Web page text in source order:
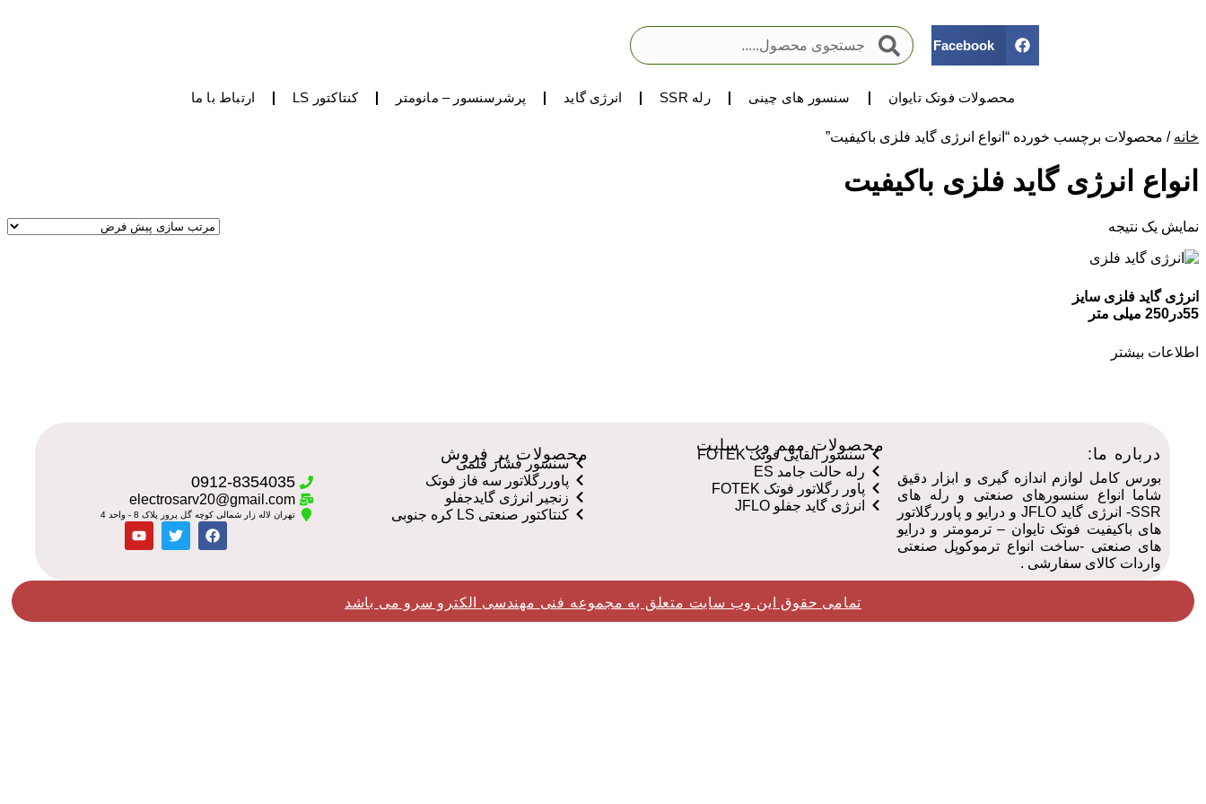
Facebook
محصولات فوتک تایوان سنسور های چینی رله SSR انرژی گاید پرشرسنسور – مانومتر کنتاکتور LS ارتباط با ما
خانه / محصولات برچسب خورده “انواع انرژی گاید فلزی باکیفیت”
انواع انرژی گاید فلزی باکیفیت
نمایش یک نتیجه
انرژی گاید فلزی سایز
55در250 میلی متر
اطلاعات بیشتر
درباره ما:
بورس کامل لوازم اندازه گیری و ابزار دقیق
شاما انواع سنسورهای صنعتی و رله های
SSR- انرژی گاید JFLO و درایو و پاوررگلاتور
های باکیفیت فوتک تایوان – ترمومتر و درایو
های صنعتی -ساخت انواع ترموکوپل صنعتی
واردات کالای سفارشی .
محصولات مهم وب سایت
سنسور القایی فوتک FOTEK
رله حالت جامد ES
پاور رگلاتور فوتک FOTEK
انرژی گاید جفلو JFLO
محصولات پر فروش
سنسور فشار قلمی
پاوررگلاتور سه فاز فوتک
زنجیر انرژی گایدجفلو
کنتاکتور صنعتی LS کره جنوبی
0912-8354035
electrosarv20@gmail.com
تهران لاله زار شمالی کوچه گل پرور پلاک 8 - واحد 4
تمامی حقوق این وب سایت متعلق به مجموعه فنی مهندسی الکترو سرو می باشد